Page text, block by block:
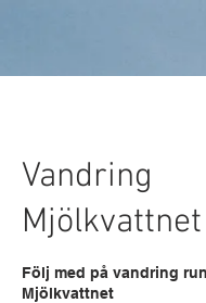
Vandring
Följ med på vandring
Mjölkvattnet